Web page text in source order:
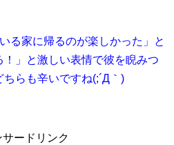
る家に帰るのが楽しかった」と
」と激しい表情で彼を睨みつ
らも辛いですね(;´Д｀)
サードリンク